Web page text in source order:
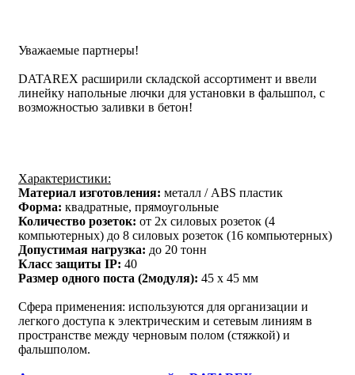
Уважаемые партнеры!
DATAREX расширили складской ассортимент и ввели
линейку напольные лючки для установки в фальшпол, с
возможностью заливки в бетон!
Характеристики:
Материал изготовления: металл / ABS пластик
Форма: квадратные, прямоугольные
Количество розеток: от 2х силовых розеток (4
компьютерных) до 8 силовых розеток (16 компьютерных)
Допустимая нагрузка: до 20 тонн
Класс защиты IP: 40
Размер одного поста (2модуля): 45 x 45 мм
Сфера применения: используются для организации и
легкого доступа к электрическим и сетевым линиям в
пространстве между черновым полом (стяжкой) и
фальшполом.